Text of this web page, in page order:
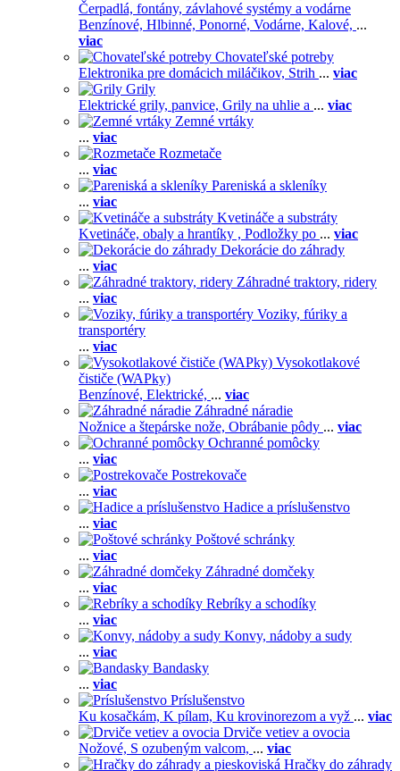
Čerpadlá, fontány, závlahové systémy a vodárne
Benzínové, Hlbinné, Ponorné, Vodárne, Kalové, ...
viac
Chovateľské potreby
Elektronika pre domácich miláčikov, Strih ... viac
Grily
Elektrické grily, panvice, Grily na uhlie a ... viac
Zemné vrtáky
... viac
Rozmetače
... viac
Pareniská a skleníky
... viac
Kvetináče a substráty
Kvetináče, obaly a hrantíky , Podložky po ... viac
Dekorácie do záhrady
... viac
Záhradné traktory, ridery
... viac
Voziky, fúriky a
transportéry
... viac
Vysokotlakové
čističe (WAPky)
Benzínové, Elektrické, ... viac
Záhradné náradie
Nožnice a štepárske nože, Obrábanie pôdy ... viac
Ochranné pomôcky
... viac
Postrekovače
... viac
Hadice a príslušenstvo
... viac
Poštové schránky
... viac
Záhradné domčeky
... viac
Rebríky a schodíky
... viac
Konvy, nádoby a sudy
... viac
Bandasky
... viac
Príslušenstvo
Ku kosačkám, K pílam, Ku krovinorezom a vyž ... viac
Drviče vetiev a ovocia
Nožové, S ozubeným valcom, ... viac
Hračky do záhrady